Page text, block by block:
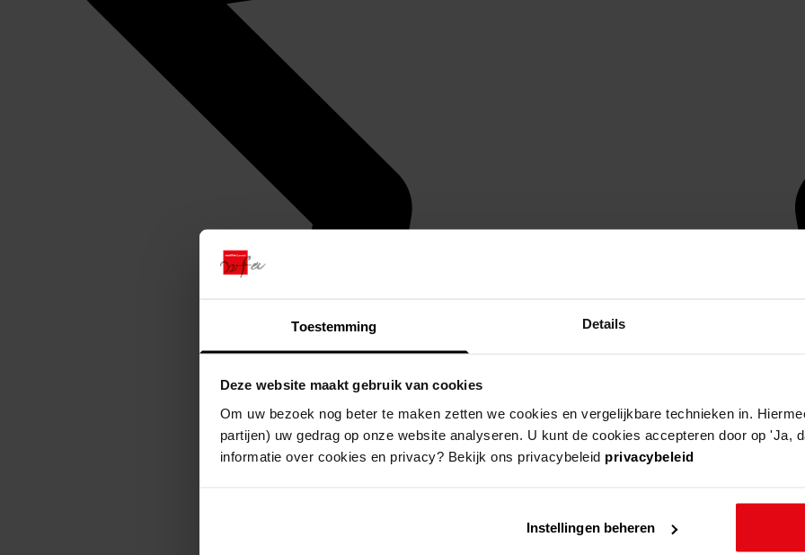
Toestemming Details
Deze website maakt gebruik van cookies
Om uw bezoek nog beter te maken zetten we cookies en vergelijkbare technieken in.
partijen) uw gedrag op onze website analyseren. U kunt de cookies accepteren door op 'Ja,
informatie over cookies en privacy? Bekijk ons privacybeleid privacybeleid
Instellingen beheren